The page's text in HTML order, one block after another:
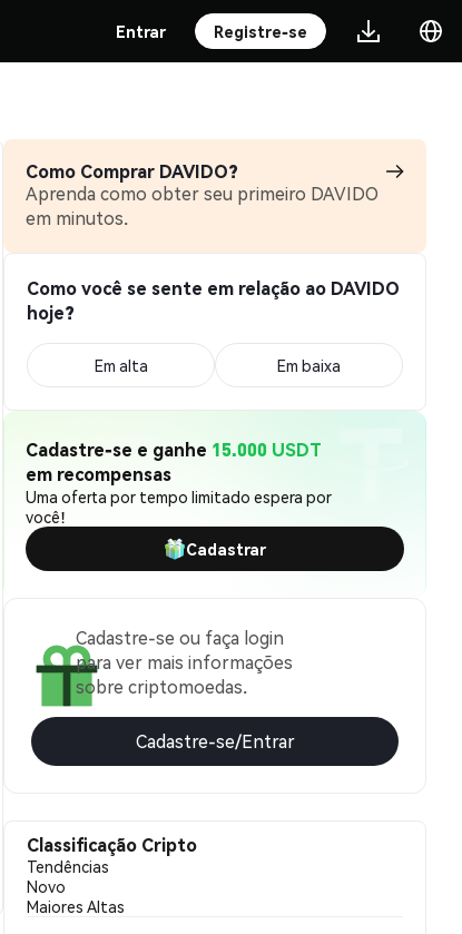
Entrar Registre-se
Como Comprar DAVIDO?
Aprenda como obter seu primeiro DAVIDO
em minutos.
Como você se sente em relação ao DAVIDO
hoje?
Em alta Em baixa
Cadastre-se e ganhe 15.000 USDT
em recompensas
Uma oferta por tempo limitado espera por
você!
Cadastrar
Cadastre-se ou faça login
para ver mais informações
sobre criptomoedas.
Cadastre-se/Entrar
Classificação Cripto
Tendências
Novo
Maiores Altas